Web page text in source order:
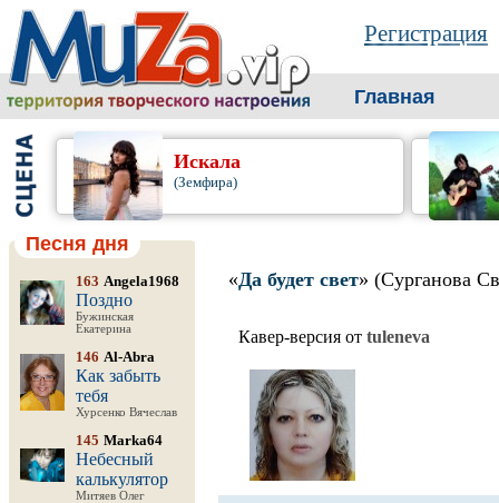
Регистрация
Главная
Искала
(Земфира)
Песня дня
163 Angela1968
Поздно
Бужинская
Екатерина
146 Al-Abra
Как забыть
тебя
Хурсенко Вячеслав
145 Marka64
Небесный
калькулятор
Митяев Олег
«Да будет свет» (Сурганова
Кавер-версия отtuleneva